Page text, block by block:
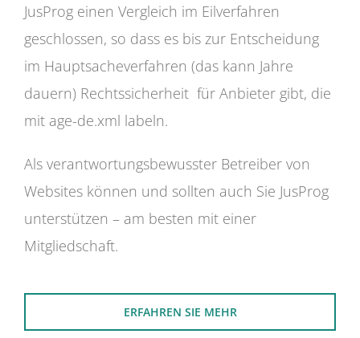
JusProg einen Vergleich im Eilverfahren
geschlossen, so dass es bis zur Entscheidung
im Hauptsacheverfahren (das kann Jahre
dauern) Rechtssicherheit für Anbieter gibt, die
mit age-de.xml labeln.
Als verantwortungsbewusster Betreiber von
Websites können und sollten auch Sie JusProg
unterstützen – am besten mit einer
Mitgliedschaft.
ERFAHREN SIE MEHR